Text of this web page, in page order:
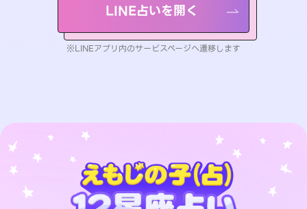
LINE占いを開く
※LINEアプリ内のサービスページへ遷移します